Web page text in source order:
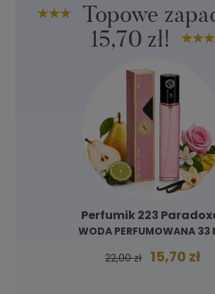
Topowe
15,70 zł!
Perfumik 223
WODA PERFUMOWANA 33
22,00 zł
15,70 zł